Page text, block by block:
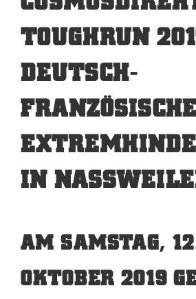
TOUGHRUN
DEUTSCH-
FRANZÖSISCHE
IN NASSWEILER
AM SAMSTAG,
OKTOBER 2019